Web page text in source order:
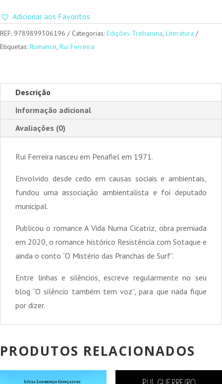
Adicionar aos Favoritos
REF: 9789899306196 Categorias: Edições Trebaruna Literatura
Etiquetas: Romance Rui Ferreira
Descrição
Informação adicional
Avaliações (0)
Rui Ferreira nasceu em Penafiel em 1971.
Envolvido desde cedo em causas sociais e ambientais,
fundou uma associação ambientalista e foi deputado
municipal.
Publicou o romance A Vida Numa Cicatriz, obra premiada
em 2020, o romance histórico Resistência com Sotaque e
ainda o conto “O Mistério das Pranchas de Surf”.
Entre linhas e silêncios, escreve regularmente no seu
blog “O silêncio também tem voz”, para que nada fique
por dizer.
PRODUTOS RELACIONADOS